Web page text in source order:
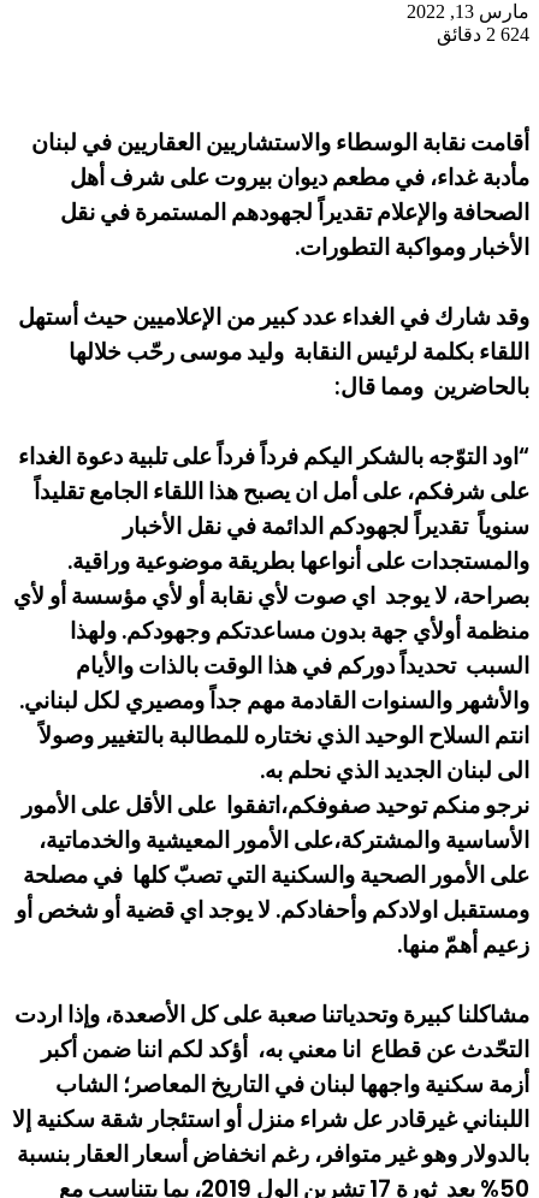
مارس 13, 2022
624 2 دقائق
أقامت نقابة الوسطاء والاستشاريين العقاريين في لبنان
مأدبة غداء، في مطعم ديوان بيروت على شرف أهل
الصحافة والإعلام تقديراً لجهودهم المستمرة في نقل
الأخبار ومواكبة التطورات.
وقد شارك في الغداء عدد كبير من الإعلاميين حيث أستهل
اللقاء بكلمة لرئيس النقابة وليد موسى رحّب خلالها
بالحاضرين ومما قال:
“اود التوّجه بالشكر اليكم فرداً فرداً على تلبية دعوة الغداء
على شرفكم، على أمل ان يصبح هذا اللقاء الجامع تقليداً
سنوياً تقديراً لجهودكم الدائمة في نقل الأخبار
والمستجدات على أنواعها بطريقة موضوعية وراقية.
بصراحة، لا يوجد اي صوت لأي نقابة أو لأي مؤسسة أو لأي
منظمة أولأي جهة بدون مساعدتكم وجهودكم. ولهذا
السبب تحديداً دوركم في هذا الوقت بالذات والأيام
والأشهر والسنوات القادمة مهم جداً ومصيري لكل لبناني.
انتم السلاح الوحيد الذي نختاره للمطالبة بالتغيير وصولاً
الى لبنان الجديد الذي نحلم به.
نرجو منكم توحيد صفوفكم،اتفقوا على الأقل على الأمور
الأساسية والمشتركة،على الأمور المعيشية والخدماتية،
على الأمور الصحية والسكنية التي تصبّ كلها في مصلحة
ومستقبل اولادكم وأحفادكم. لا يوجد اي قضية أو شخص أو
زعيم أهمّ منها.
مشاكلنا كبيرة وتحدياتنا صعبة على كل الأصعدة، وإذا اردت
التحّدث عن قطاع انا معني به، أؤكد لكم اننا ضمن أكبر
أزمة سكنية واجهها لبنان في التاريخ المعاصر؛ الشاب
اللبناني غيرقادر عل شراء منزل أو استئجار شقة سكنية إلا
بالدولار وهو غير متوافر، رغم انخفاض أسعار العقار بنسبة
50% بعد ثورة 17 تشرين الول 2019، بما يتناسب مع